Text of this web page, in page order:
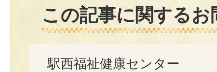
この記事に関する
駅西福祉健康センター